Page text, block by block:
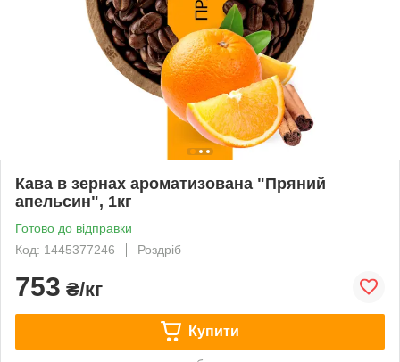
Кава в зернах ароматизована "Пряний
апельсин", 1кг
Готово до відправки
Код: 1445377246
Роздріб
753 ₴/кг
Купити